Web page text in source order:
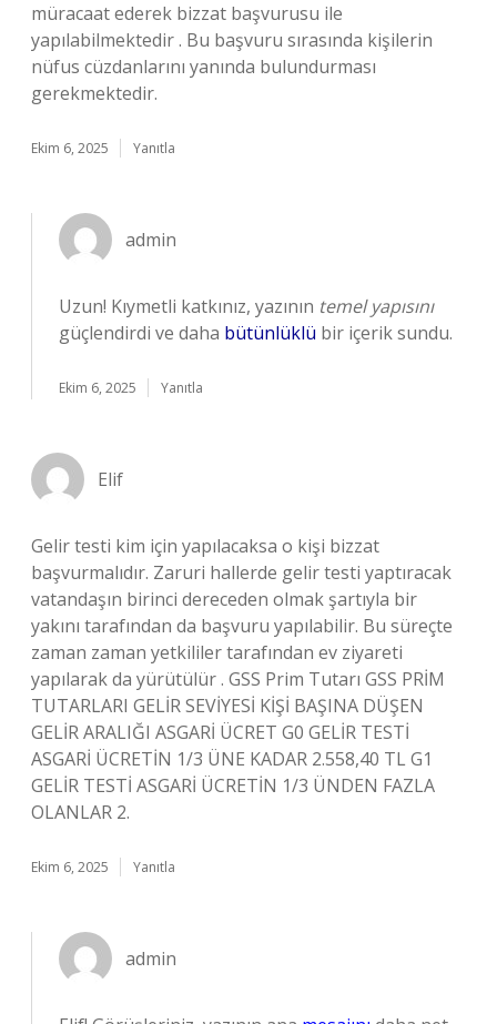
müracaat ederek bizzat başvurusu ile
yapılabilmektedir . Bu başvuru sırasında kişilerin
nüfus cüzdanlarını yanında bulundurması
gerekmektedir.
Ekim 6, 2025 Yanıtla
admin
Uzun! Kıymetli katkınız, yazının temel yapısını
güçlendirdi ve daha bütünlüklü bir içerik sundu.
Ekim 6, 2025 Yanıtla
Elif
Gelir testi kim için yapılacaksa o kişi bizzat
başvurmalıdır. Zaruri hallerde gelir testi yaptıracak
vatandaşın birinci dereceden olmak şartıyla bir
yakını tarafından da başvuru yapılabilir. Bu süreçte
zaman zaman yetkililer tarafından ev ziyareti
yapılarak da yürütülür . GSS Prim Tutarı GSS PRİM
TUTARLARI GELİR SEVİYESİ KİŞİ BAŞINA DÜŞEN
GELİR ARALIĞI ASGARİ ÜCRET G0 GELİR TESTİ
ASGARİ ÜCRETİN 1/3 ÜNE KADAR 2.558,40 TL G1
GELİR TESTİ ASGARİ ÜCRETİN 1/3 ÜNDEN FAZLA
OLANLAR 2.
Ekim 6, 2025 Yanıtla
admin